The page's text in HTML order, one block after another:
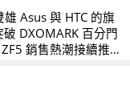
Asus 與 HTC 的旗
DXOMARK 百分門
銷售熱潮接續推出
旗艦同場爭鋒，你會